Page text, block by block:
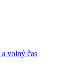
volný čas